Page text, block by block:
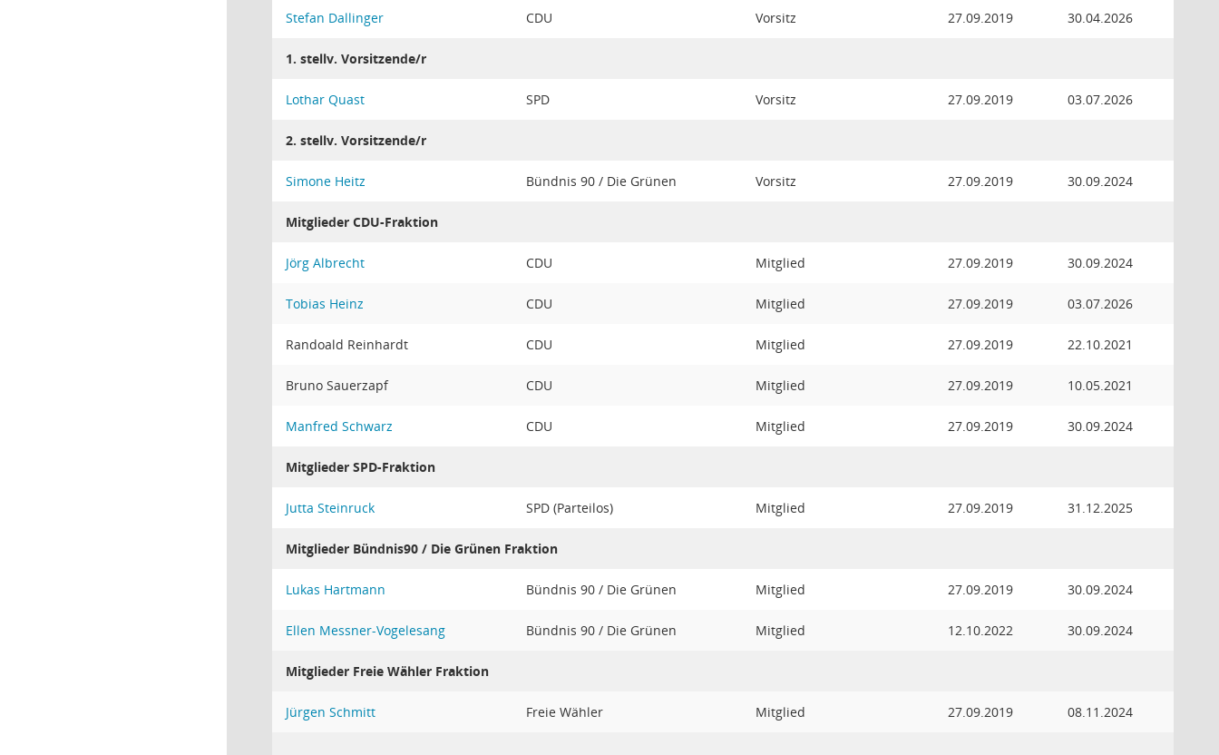
Stefan Dallinger CDU Vorsitz 27.09.2019 30.04.2026
1. stellv. Vorsitzende/r
Lothar Quast SPD Vorsitz 27.09.2019 03.07.2026
2. stellv. Vorsitzende/r
Simone Heitz Bündnis 90 / Die Grünen Vorsitz 27.09.2019 30.09.2024
Mitglieder CDU-Fraktion
Jörg Albrecht CDU Mitglied 27.09.2019 30.09.2024
Tobias Heinz CDU Mitglied 27.09.2019 03.07.2026
Randoald Reinhardt CDU Mitglied 27.09.2019 22.10.2021
Bruno Sauerzapf CDU Mitglied 27.09.2019 10.05.2021
Manfred Schwarz CDU Mitglied 27.09.2019 30.09.2024
Mitglieder SPD-Fraktion
Jutta Steinruck SPD (Parteilos) Mitglied 27.09.2019 31.12.2025
Mitglieder Bündnis90 / Die Grünen Fraktion
Lukas Hartmann Bündnis 90 / Die Grünen Mitglied 27.09.2019 30.09.2024
Ellen Messner-Vogelesang Bündnis 90 / Die Grünen Mitglied 12.10.2022 30.09.2024
Mitglieder Freie Wähler Fraktion
Jürgen Schmitt Freie Wähler Mitglied 27.09.2019 08.11.2024